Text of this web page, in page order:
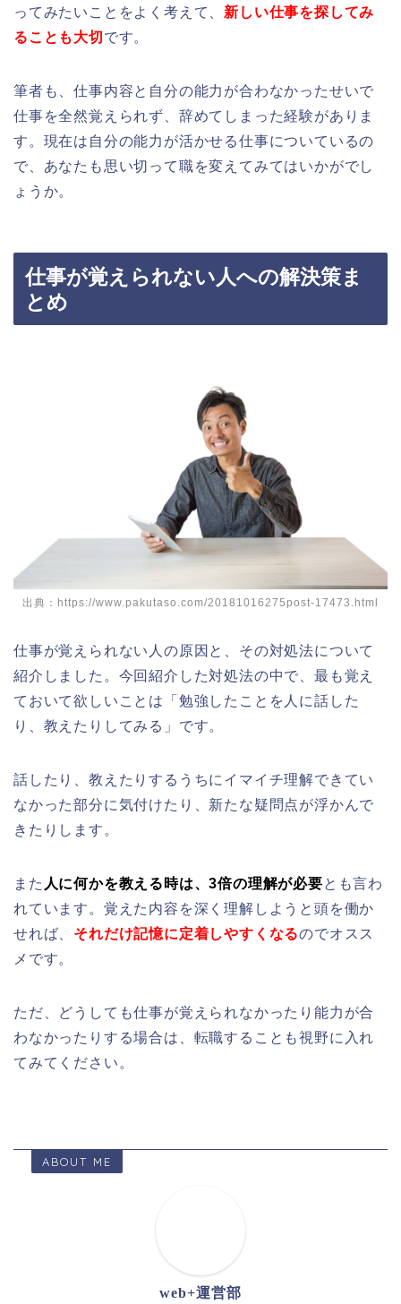
ってみたいことをよく考えて、 新しい仕事を探してみ
ることも大切 です。
筆者も、仕事内容と自分の能力が合わなかったせいで
仕事を全然覚えられず、辞めてしまった経験がありま
す。現在は自分の能力が活かせる仕事についているの
で、あなたも思い切って職を変えてみてはいかがでし
ょうか。
仕事が覚えられない人への解決策ま
とめ
出典：https://www.pakutaso.com/20181016275post-17473.html
仕事が覚えられない人の原因と、その対処法について
紹介しました。今回紹介した対処法の中で、最も覚え
ておいて欲しいことは「勉強したことを人に話した
り、教えたりしてみる」です。
話したり、教えたりするうちにイマイチ理解できてい
なかった部分に気付けたり、新たな疑問点が浮かんで
きたりします。
また 人に何かを教える時は、3倍の理解が必要とも言わ
れています。覚えた内容を深く理解しようと頭を働か
せれば、 それだけ記憶に定着しやすくなるのでオスス
メです。
ただ、どうしても仕事が覚えられなかったり能力が合
わなかったりする場合は、転職することも視野に入れ
てみてください。
ABOUT ME
web+運営部